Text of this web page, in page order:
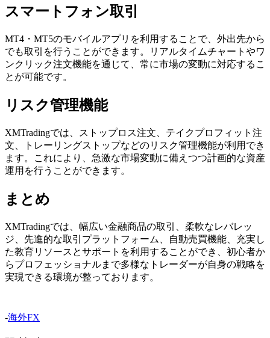
スマートフォン取引
MT4・MT5のモバイルアプリを利用することで、外出先から
でも取引を行うことができます。リアルタイムチャートやワ
ンクリック注文機能を通じて、常に市場の変動に対応するこ
とが可能です。
リスク管理機能
XMTradingでは、ストップロス注文、テイクプロフィット注
文、トレーリングストップなどのリスク管理機能が利用でき
ます。これにより、急激な市場変動に備えつつ計画的な資産
運用を行うことができます。
まとめ
XMTradingでは、幅広い金融商品の取引、柔軟なレバレッ
ジ、先進的な取引プラットフォーム、自動売買機能、充実し
た教育リソースとサポートを利用することができ、初心者か
らプロフェッショナルまで多様なトレーダーが自身の戦略を
実現できる環境が整っております。
-海外FX